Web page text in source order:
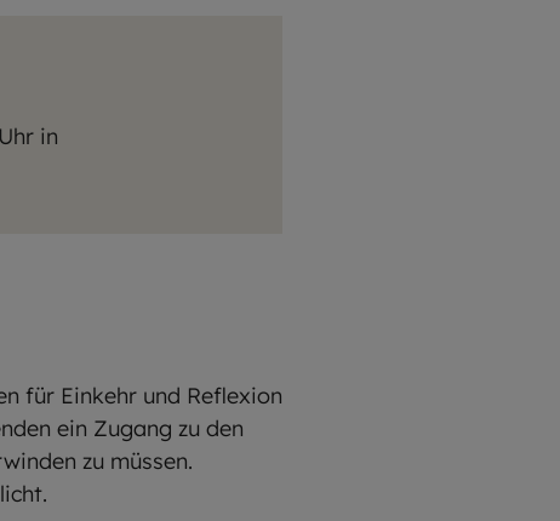
in
für Einkehr und Reflexion
ein Zugang zu den
zu müssen.